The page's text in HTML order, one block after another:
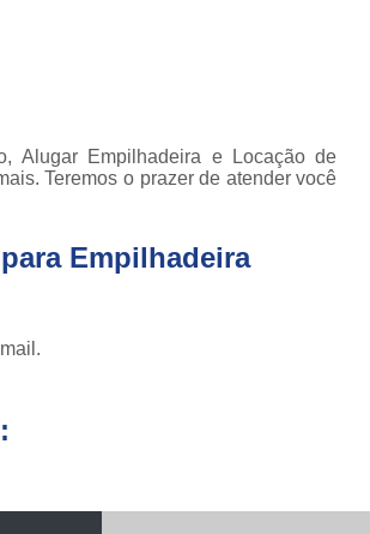
Conserto de
Conserto de
Alugar Empilhadeira e Locação de
Teremos o prazer de atender você
Empilhadeira